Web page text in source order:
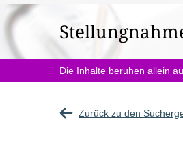
befinden
sich
hier:Die Inhalte beruhen allein
Zurück zu den